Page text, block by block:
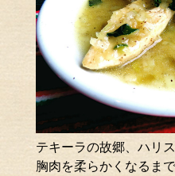
テキーラの故郷、ハリ
胸肉を柔らかくなるま